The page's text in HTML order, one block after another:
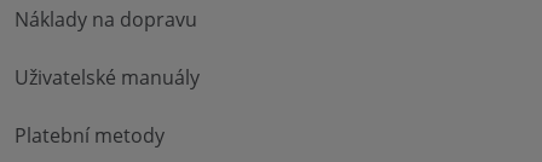
Náklady na dopravu
Uživatelské manuály
Platební metody